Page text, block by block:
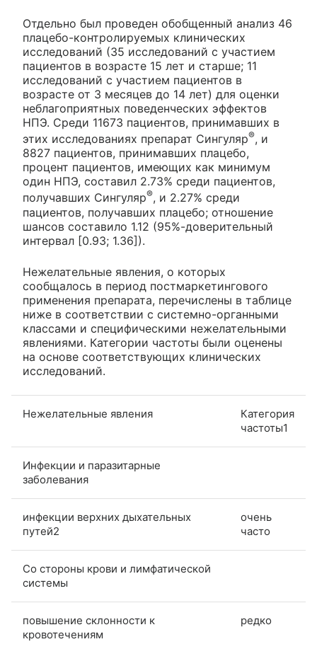
Отдельно был проведен обобщенный анализ 46
плацебо-контролируемых клинических
исследований (35 исследований с участием
пациентов в возрасте 15 лет и старше; 11
исследований с участием пациентов в
возрасте от 3 месяцев до 14 лет) для оценки
неблагоприятных поведенческих эффектов
НПЭ. Среди 11673 пациентов, принимавших в
этих исследованиях препарат Сингуляр®, и
8827 пациентов, принимавших плацебо,
процент пациентов, имеющих как минимум
один НПЭ, составил 2.73% среди пациентов,
получавших Сингуляр®, и 2.27% среди
пациентов, получавших плацебо; отношение
шансов составило 1.12 (95%-доверительный
интервал [0.93; 1.36]).
Нежелательные явления, о которых
сообщалось в период постмаркетингового
применения препарата, перечислены в таблице
ниже в соответствии с системно-органными
классами и специфическими нежелательными
явлениями. Категории частоты были оценены
на основе соответствующих клинических
исследований.
Нежелательные явления
Категория
частоты1
Инфекции и паразитарные
заболевания
инфекции верхних дыхательных
путей2
очень
часто
Со стороны крови и лимфатической
системы
повышение склонности к
кровотечениям
редко